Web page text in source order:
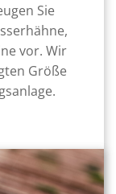
Sie
vor. Wir
Größe